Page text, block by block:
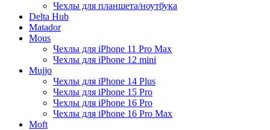
Чехлы для планшета/ноутбука
Delta Hub
Matador
Mous
Чехлы для iPhone 11 Pro Max
Чехлы для iPhone 12 mini
Mujjo
Чехлы для iPhone 14 Plus
Чехлы для iPhone 15 Pro
Чехлы для iPhone 16 Pro
Чехлы для iPhone 16 Pro Max
Moft